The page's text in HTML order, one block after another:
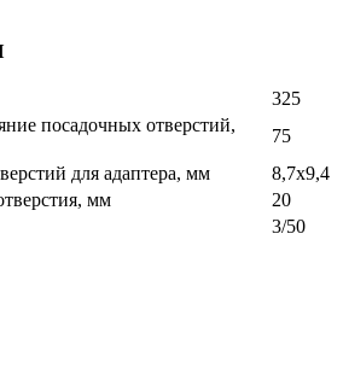
325
посадочных отверстий,
75
для адаптера, мм
8,7х9,4
мм
20
3/50